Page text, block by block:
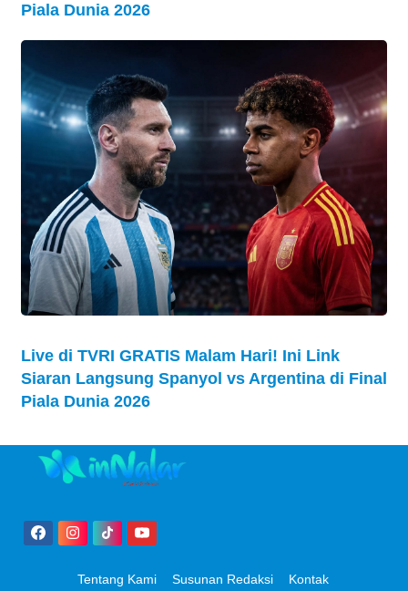
Piala Dunia 2026
Live di TVRI GRATIS Malam Hari! Ini Link
Siaran Langsung Spanyol vs Argentina di Final
Piala Dunia 2026
Tentang Kami Susunan Redaksi Kontak